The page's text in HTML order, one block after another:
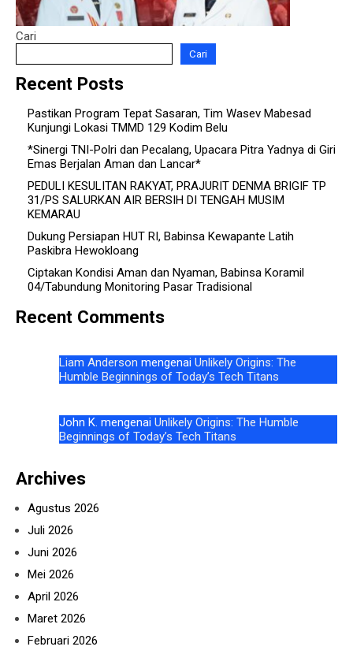
Cari
Cari
Recent Posts
Pastikan Program Tepat Sasaran, Tim Wasev Mabesad
Kunjungi Lokasi TMMD 129 Kodim Belu
*Sinergi TNI-Polri dan Pecalang, Upacara Pitra Yadnya di Giri
Emas Berjalan Aman dan Lancar*
PEDULI KESULITAN RAKYAT, PRAJURIT DENMA BRIGIF TP
31/PS SALURKAN AIR BERSIH DI TENGAH MUSIM
KEMARAU
Dukung Persiapan HUT RI, Babinsa Kewapante Latih
Paskibra Hewokloang
Ciptakan Kondisi Aman dan Nyaman, Babinsa Koramil
04/Tabundung Monitoring Pasar Tradisional
Recent Comments
Liam Anderson mengenai Unlikely Origins: The
Humble Beginnings of Today’s Tech Titans
John K. mengenai Unlikely Origins: The Humble
Beginnings of Today’s Tech Titans
Archives
Agustus 2026
Juli 2026
Juni 2026
Mei 2026
April 2026
Maret 2026
Februari 2026